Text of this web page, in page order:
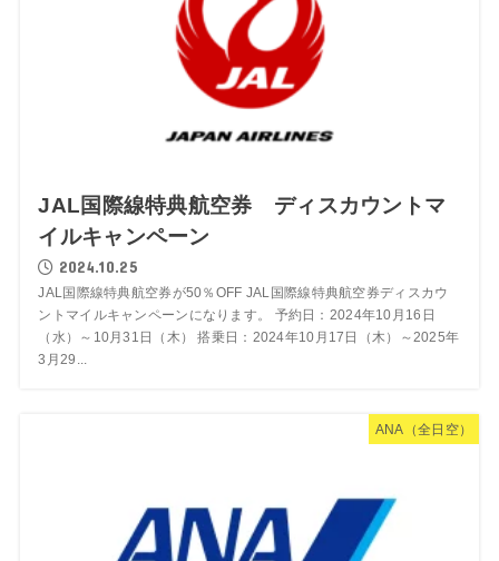
JAL国際線特典航空券 ディスカウントマ
イルキャンペーン
2024.10.25
JAL国際線特典航空券が50％OFF JAL国際線特典航空券ディスカウ
ントマイルキャンペーンになります。 予約日：2024年10月16日
（水）～10月31日（木） 搭乗日：2024年10月17日（木）～2025年
3月29...
ANA（全日空）